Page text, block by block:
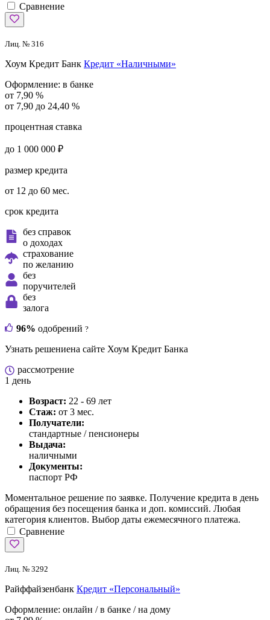
Сравнение
Лиц. № 316
Хоум Кредит Банк Кредит «Наличными»
Оформление: в банке
от 7,90 %
от 7,90 до 24,40 %
процентная ставка
до 1 000 000 ₽
размер кредита
от 12 до 60 мес.
срок кредита
без справок
о доходах
страхование
по желанию
без
поручителей
без
залога
96% одобрений ?
Узнать решениена сайте Хоум Кредит Банка
рассмотрение
1 день
Возраст: 22 - 69 лет
Стаж: от 3 мес.
Получатели:
стандартные / пенсионеры
Выдача:
наличными
Документы:
паспорт РФ
Моментальное решение по заявке. Получение кредита в день
обращения без посещения банка и доп. комиссий. Любая
категория клиентов. Выбор даты ежемесячного платежа.
Сравнение
Лиц. № 3292
Райффайзенбанк Кредит «Персональный»
Оформление: онлайн / в банке / на дому